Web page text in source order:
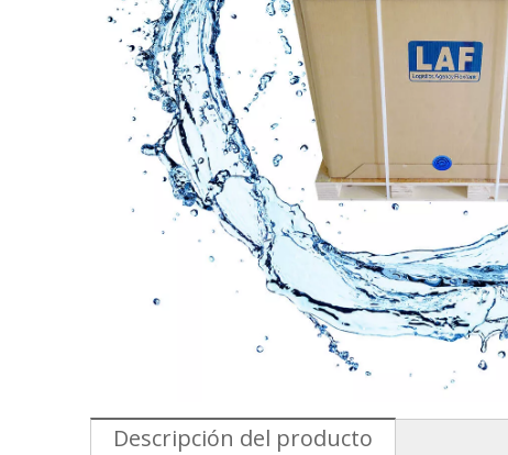
Descripción del producto